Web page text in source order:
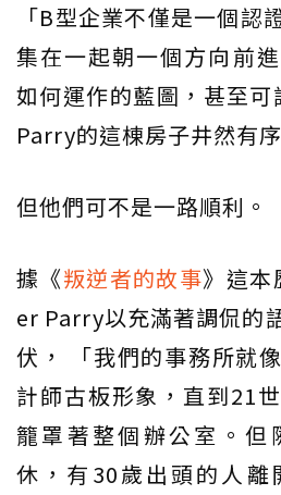
「B型企業不僅是一個認
集在一起朝一個方向前
如何運作的藍圖，甚至
Parry的這棟房子井然有序
但他們可不是一路順利。
據《叛逆者的故事》這本
er Parry以充滿著調侃的
伏， 「我們的事務所就
計師古板形象，直到21
籠罩著整個辦公室。但
休，有30歲出頭的人離